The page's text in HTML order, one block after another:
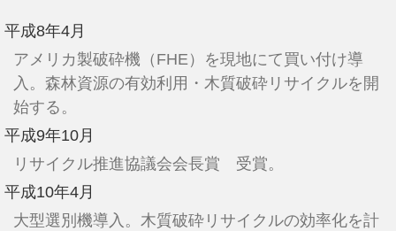
平成8年4月
アメリカ製破砕機（FHE）を現地にて買い付け導
入。森林資源の有効利用・木質破砕リサイクルを開
始する。
平成9年10月
リサイクル推進協議会会長賞 受賞。
平成10年4月
大型選別機導入。木質破砕リサイクルの効率化を計